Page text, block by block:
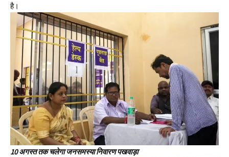
है।
10 अगस्त तक चलेगा जनसमस्या निवारण पखवाड़ा